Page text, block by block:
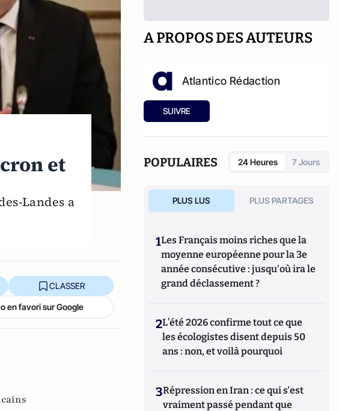
et
Landes a
CLASSER
en favori sur Google
A PROPOS DES AUTEURS
Atlantico Rédaction
SUIVRE
POPULAIRES 24 Heures 7 Jours
PLUS LUS PLUS PARTAGES
1Les Français moins riches que la
moyenne européenne pour la 3e
année consécutive : jusqu'où ira le
grand déclassement ?
2L’été 2026 confirme tout ce que
les écologistes disent depuis 50
ans : non, et voilà pourquoi
3Répression en Iran : ce qui s'est
vraiment passé pendant que